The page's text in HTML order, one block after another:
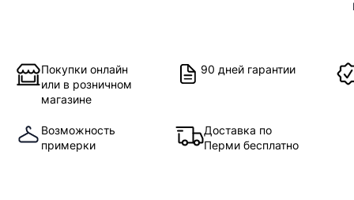
Покупки онлайн
или в розничном
магазине
90 дней гарантии
Возможность
примерки
Доставка по
Перми бесплатно